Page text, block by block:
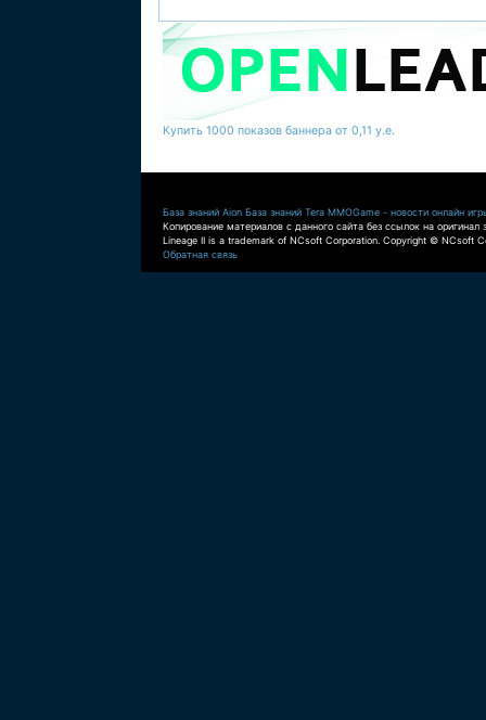
Купить 1000 показов баннера от 0,11 у.е.
База знаний Aion База знаний Tera MMOGame - новости онлайн
Копирование материалов с данного сайта без ссылок на оригинал
Lineage II is a trademark of NCsoft Corporation. Copyright © NCsoft
Обратная связь